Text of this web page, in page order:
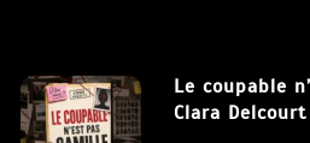
Le coupable
Clara Delcourt